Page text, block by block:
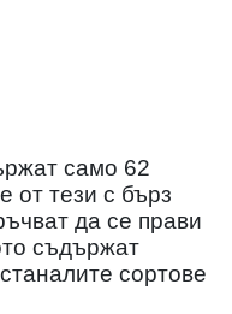
само 62
от тези с бърз
да се прави
съдържат
сортове